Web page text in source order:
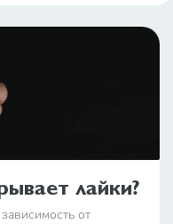
лайки?
от